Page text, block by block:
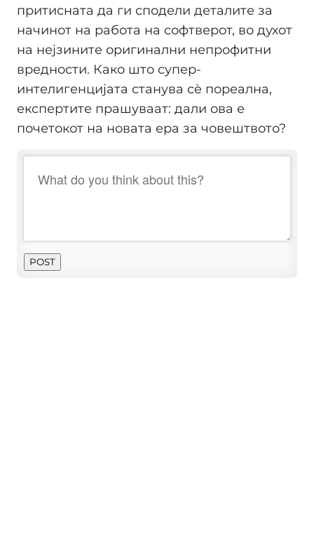
притисната да ги сподели деталите за
начинот на работа на софтверот, во духот
на нејзините оригинални непрофитни
вредности. Како што супер-
интелигенцијата станува сè пореална,
експертите прашуваат: дали ова е
почетокот на новата ера за човештвото?
POST